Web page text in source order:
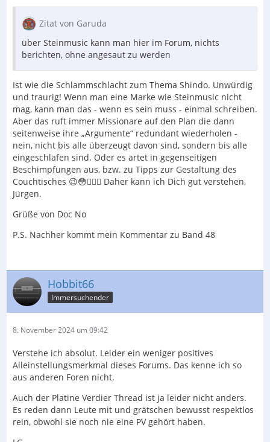
Zitat von Garuda
über Steinmusic kann man hier im Forum, nichts
berichten, ohne angesaut zu werden
Ist wie die Schlammschlacht zum Thema Shindo. Unwürdig
und traurig! Wenn man eine Marke wie Steinmusic nicht
mag, kann man das - wenn es sein muss - einmal schreiben.
Aber das ruft immer Missionare auf den Plan die dann
seitenweise ihre „Argumente“ redundant wiederholen -
nein, nicht bis alle überzeugt davon sind, sondern bis alle
eingeschlafen sind. Oder es artet in gegenseitigen
Beschimpfungen aus, bzw. zu Tipps zur Gestaltung des
Couchtisches 😉😳🤦🏼‍♂️ Daher kann ich Dich gut verstehen,
Jürgen.
Grüße von Doc No
P.S. Nachher kommt mein Kommentar zu Band 48
Hobbit66
Immersuchender
8. November 2024 um 09:42
Verstehe ich absolut. Leider ein weniger positives
Alleinstellungsmerkmal dieses Forums. Das kenne ich so
aus anderen Foren nicht.
Auch der Platine Verdier Thread ist ja leider nicht anders.
Es reden dann Leute mit und grätschen bewusst respektlos
rein, obwohl sie noch nie eine PV gehört haben.